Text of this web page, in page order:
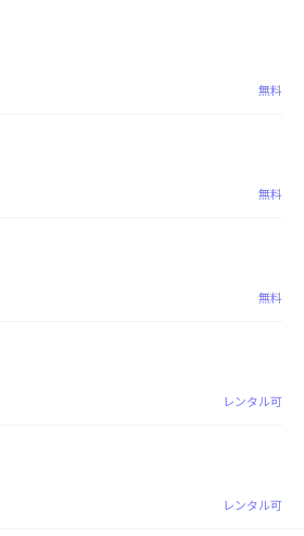
無料
無料
無料
レンタル可
レンタル可